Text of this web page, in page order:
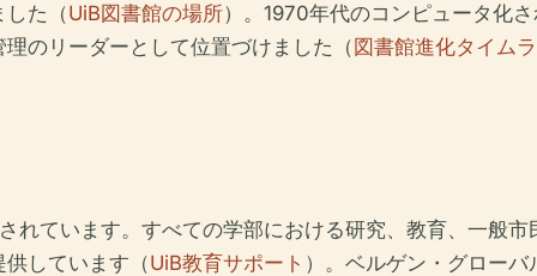
た（UiB図書館の場所）。1970年代のコンピュータ化
のリーダーとして位置づけました（ 図書館進化タイム
れています。すべての学部における研究、教育、一般
しています（UiB教育サポート ）。ベルゲン・グロー